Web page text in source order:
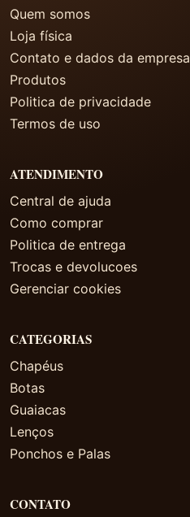
Quem somos
Loja física
Contato e dados da empresa
Produtos
Politica de privacidade
Termos de uso
ATENDIMENTO
Central de ajuda
Como comprar
Politica de entrega
Trocas e devolucoes
Gerenciar cookies
CATEGORIAS
Chapéus
Botas
Guaiacas
Lenços
Ponchos e Palas
CONTATO